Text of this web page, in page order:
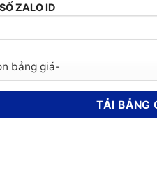
ZALO ID